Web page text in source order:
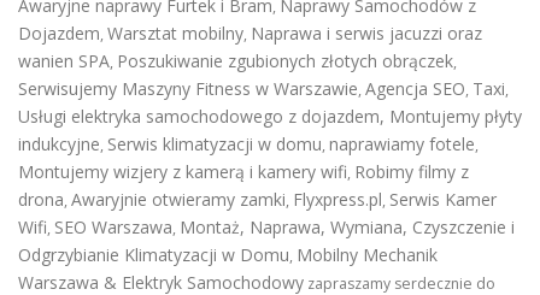
Awaryjne naprawy Furtek i Bram, Naprawy Samochodów z
Dojazdem, Warsztat mobilny, Naprawa i serwis jacuzzi oraz
wanien SPA, Poszukiwanie zgubionych złotych obrączek,
Serwisujemy Maszyny Fitness w Warszawie, Agencja SEO, Taxi,
Usługi elektryka samochodowego z dojazdem, Montujemy płyty
indukcyjne, Serwis klimatyzacji w domu, naprawiamy fotele,
Montujemy wizjery z kamerą i kamery wifi, Robimy filmy z
drona, Awaryjnie otwieramy zamki, Flyxpress.pl, Serwis Kamer
Wifi, SEO Warszawa, Montaż, Naprawa, Wymiana, Czyszczenie i
Odgrzybianie Klimatyzacji w Domu, Mobilny Mechanik
Warszawa & Elektryk Samochodowy zapraszamy serdecznie do